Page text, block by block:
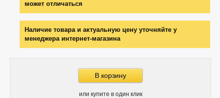
может отличаться
Наличие товара и актуальную цену уточняйте у
менеджера интернет-магазина
В корзину
или купите в один клик